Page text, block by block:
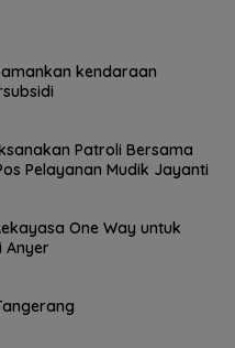
kendaraan
Patroli Bersama
Pelayanan Mudik Jayanti
One Way untuk
Anyer